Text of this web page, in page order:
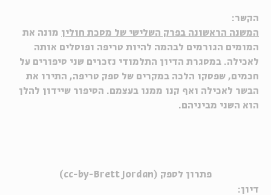
הקשר:
המשנה הראשונה בפרק השלישי של מסכת חולין מונה את
המומים הגורמים לבהמה להיות טריפה ופוסלים אותה
לאכילה. במסגרת הדיון התלמודי נזכרים שני סיפורים על
חכמים, שפסקו הלכה במקרים של ספק טריפה, התירו את
הבשר לאכילה ואף קנו ממנו בעצמם. הסיפור שיידון להלן
הוא השני מביניהם.
פתרון לספק (cc-by-Brett Jordan)
דיון: